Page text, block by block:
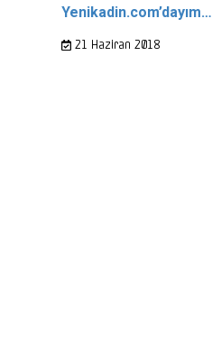
Yenikadin.com’dayım…
21 Haziran 2018